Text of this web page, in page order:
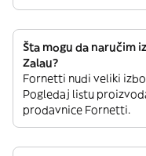
Šta mogu da naručim
Zalau?
Fornetti nudi veliki
Pogledaj listu
prodavnice Fornetti.